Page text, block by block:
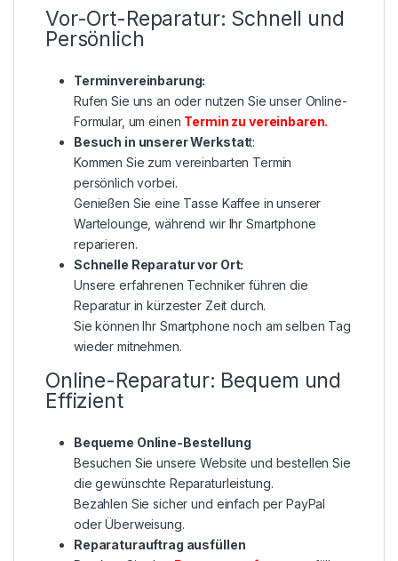
Vor-Ort-Reparatur: Schnell und
Persönlich
Terminvereinbarung:
Rufen Sie uns an oder nutzen Sie unser Online-
Formular, um einen Termin zu vereinbaren.
Besuch in unserer Werkstatt:
Kommen Sie zum vereinbarten Termin
persönlich vorbei.
Genießen Sie eine Tasse Kaffee in unserer
Wartelounge, während wir Ihr Smartphone
reparieren.
Schnelle Reparatur vor Ort:
Unsere erfahrenen Techniker führen die
Reparatur in kürzester Zeit durch.
Sie können Ihr Smartphone noch am selben Tag
wieder mitnehmen.
Online-Reparatur: Bequem und
Effizient
Bequeme Online-Bestellung
Besuchen Sie unsere Website und bestellen Sie
die gewünschte Reparaturleistung.
Bezahlen Sie sicher und einfach per PayPal
oder Überweisung.
Reparaturauftrag ausfüllen